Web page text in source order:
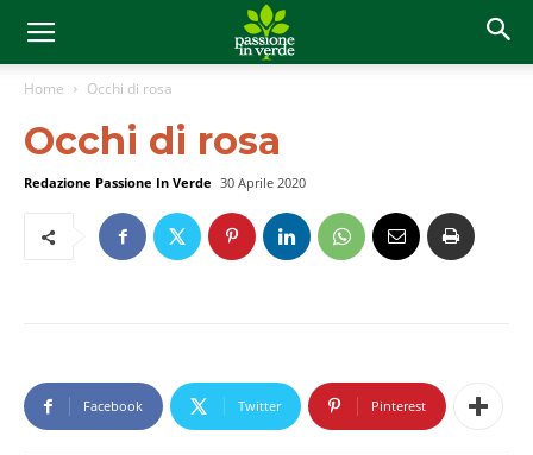
Home Occhi di rosa
Occhi di rosa
Redazione Passione In Verde 30 Aprile 2020
Facebook Twitter Pinterest